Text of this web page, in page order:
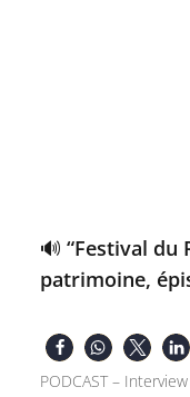
🔊 “Festival du
patrimoine,
PODCAST –